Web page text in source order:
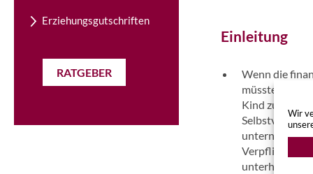
Erziehungsgutschriften
RATGEBER
Einleitung
Wenn die
müsste) nicht
Kind zu zahlen.
unterhalten
Wir